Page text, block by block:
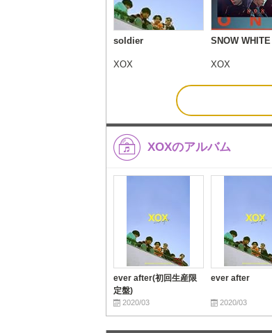
soldier
XOX
SNOW WHITE
XOX
XOXのアルバム
ever after(初回生産限
定盤)
2020/03
ever after
2020/03